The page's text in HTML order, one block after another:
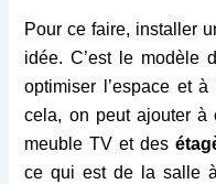
Pour ce faire, installer
idée. C’est le modèle
optimiser l’espace et
cela, on peut ajouter à
meuble TV et des
ce qui est de la salle